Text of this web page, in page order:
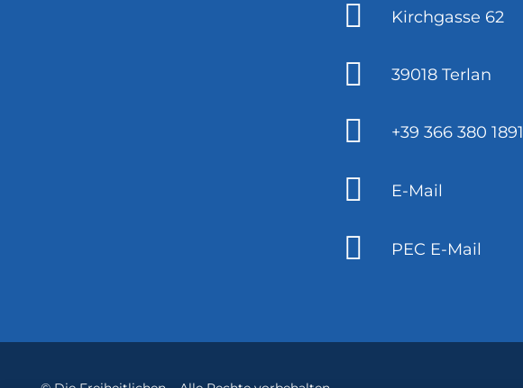
Kirchgasse 62
39018 Terlan
+39 366 380 1891
E-Mail
PEC E-Mail